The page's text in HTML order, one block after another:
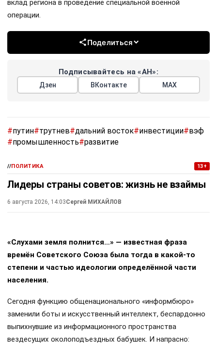
#страны ес# украина#кураторы#вывод денег
#эксклюзив
//ПОЛИТИКА 13+
Путин провёл встречу с Трутневым по
развитию Дальнего Востока и подготовке
к ВЭФ